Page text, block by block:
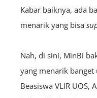
Kabar baiknya, ada
menarik yang bisa
Nah, di sini, MinBi
yang menarik
Beasiswa VLIR UOS,